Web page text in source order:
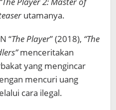
utamanya.
“The Player” (2018), “The
menceritakan
yang mengincar
mencuri uang
cara ilegal.